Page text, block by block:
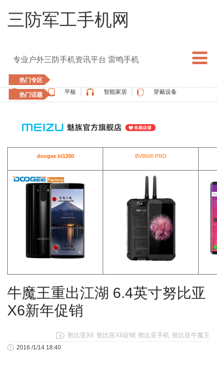
三防军工手机网
专业户外三防手机资讯平台 雷鸣手机
热门专区
手机
平板 智能家居 穿戴设备
热门话题
vernee
doogee bl1200 BV9500 PRO
牛魔王重出江湖 6.4英寸努比亚
X6新年促销
努比亚X6 努比亚X6促销 努比亚手机 努比亚牛魔王
2016 /1/14 18:40